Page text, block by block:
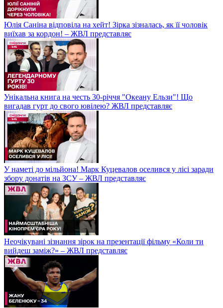
Юлія Саніна відповіла на хейт! Зірка зізналась, як її чоловік
виїхав за кордон! – ЖВЛ представляє
Унікальна книга на честь 30-річчя "Океану Ельзи"! Що
вигадав гурт до свого ювілею? ЖВЛ представляє
У наметі до мільйона! Марк Куцевалов оселився у лісі заради
збору донатів на ЗСУ – ЖВЛ представляє
Неочікувані зізнання зірок на презентації фільму «Коли ти
вийдеш заміж?» – ЖВЛ представляє